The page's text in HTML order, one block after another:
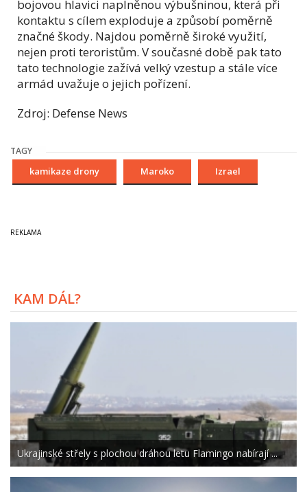
bojovou hlavici naplněnou výbušninou, která při
kontaktu s cílem exploduje a způsobí poměrně
značné škody. Najdou poměrně široké využití,
nejen proti teroristům. V současné době pak tato
tato technologie zažívá velký vzestup a stále více
armád uvažuje o jejich pořízení.
Zdroj: Defense News
TAGY
kamikaze drony Maroko Izrael
KAM DÁL?
Ukrajinské střely s plochou dráhou letu Flamingo nabírají ...